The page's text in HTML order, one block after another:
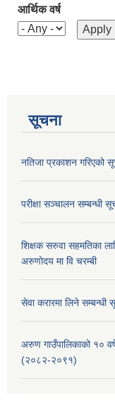
आर्थिक वर्ष
सूचना
नतिजा प्रकाशन गरिएको
परीक्षा सञ्चालन सम्बन्धी
शिक्षक सरुवा सहमतिका
अरुणोदय मा वि चरम्बी
सेवा करारमा लिने सम्बन्धी
अरुण गाउँपालिकाको १०
(२०८२-२०९१)